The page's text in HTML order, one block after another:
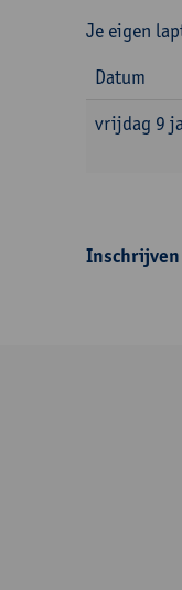
Je eigen
Datum
vrijdag 9